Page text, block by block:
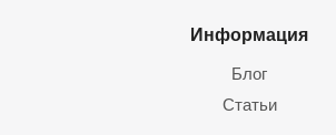
Информация
Блог
Статьи